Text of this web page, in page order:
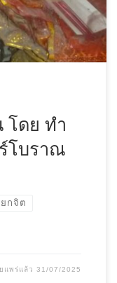
โดย ทํา
โบราณ
กจิต
ยแพร่แล้ว31/07/2025